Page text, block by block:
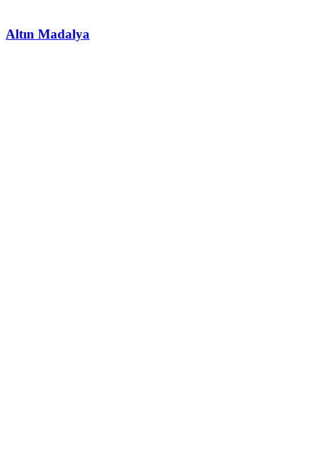
Altın Madalya